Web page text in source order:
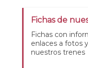
Fichas de
Fichas con
enlaces a fotos
nuestros trenes